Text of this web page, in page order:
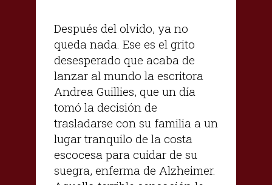
Después del olvido, ya no
queda nada. Ese es el grito
desesperado que acaba de
lanzar al mundo la escritora
Andrea Guillies, que un día
tomó la decisión de
trasladarse con su familia a un
lugar tranquilo de la costa
escocesa para cuidar de su
suegra, enferma de Alzheimer.